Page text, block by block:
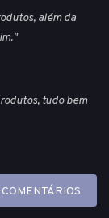
além da
tudo bem